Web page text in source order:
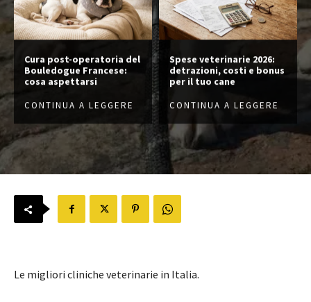
Cura post-operatoria del
Bouledogue Francese:
cosa aspettarsi
CONTINUA A LEGGERE
Spese veterinarie 2026:
detrazioni, costi e bonus
per il tuo cane
CONTINUA A LEGGERE
Le migliori cliniche veterinarie in Italia.